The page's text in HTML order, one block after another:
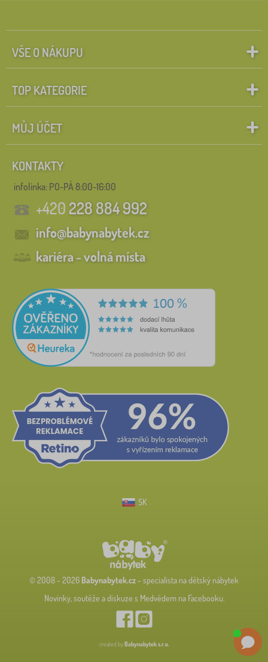
VŠE O NÁKUPU
TOP KATEGORIE
MŮJ ÚČET
KONTAKTY
infolinka: PO-PÁ 8:00-16:00
+420228 884 992
info@babynabytek.cz
kariéra - volná místa
SK
© 2008 - 2026 Babynabytek.cz- specialista na dětský nábytek
Novinky, soutěže a diskuze s Medvědem na Facebooku.
created by Babynabytek s.r.o.